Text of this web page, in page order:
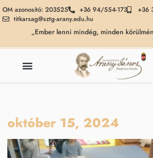
OM azonosító: 203525 +36 94/554-173
+36
titkarsag@sztg-arany.edu.hu
„Ember lenni mindég, minden
október 15, 2024